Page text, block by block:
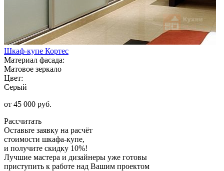
Шкаф-купе Кортес
Материал фасада:
Матовое зеркало
Цвет:
Серый
от 45 000 руб.
Рассчитать
Оставьте заявку на расчёт
стоимости шкафа-купе,
и получите скидку 10%!
Лучшие мастера и дизайнеры уже готовы
приступить к работе над Вашим проектом